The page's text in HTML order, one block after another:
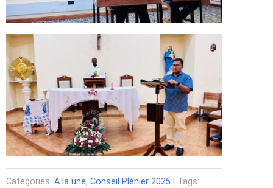
Categories: A la une, Conseil Plénier 2025 | Tags: